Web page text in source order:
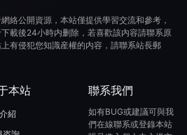
絡公開資源，本站僅提供學習交流和參考，
載後24小時内删除，若喜歡該内容請聯系原
有侵犯您知識産權的内容，請聯系站長郵
本站
紹
聯系我們
如有BUG或建議可與我
們在線聯系或登錄本站